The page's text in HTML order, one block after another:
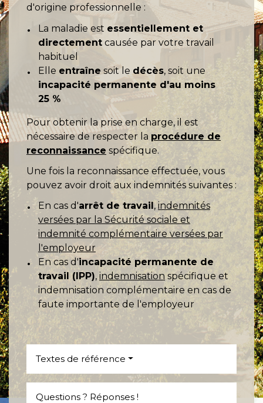
d'origine professionnelle :
La maladie est essentiellement et
directement causée par votre travail
habituel
Elle entraîne soit le décès, soit une
incapacité permanente d'au moins
25 %
Pour obtenir la prise en charge, il est
nécessaire de respecter la procédure de
reconnaissance spécifique.
Une fois la reconnaissance effectuée, vous
pouvez avoir droit aux indemnités suivantes :
En cas d'arrêt de travail,indemnités
versées par la Sécurité sociale et
indemnité complémentaire versées par
l'employeur
En cas d'incapacité permanente de
travail (IPP),indemnisation spécifique et
indemnisation complémentaire en cas de
faute importante de l'employeur
Textes de référence
Questions ? Réponses !